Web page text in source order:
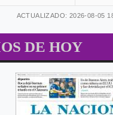
ACTUALIZADO: 2026-08-05
DE HOY